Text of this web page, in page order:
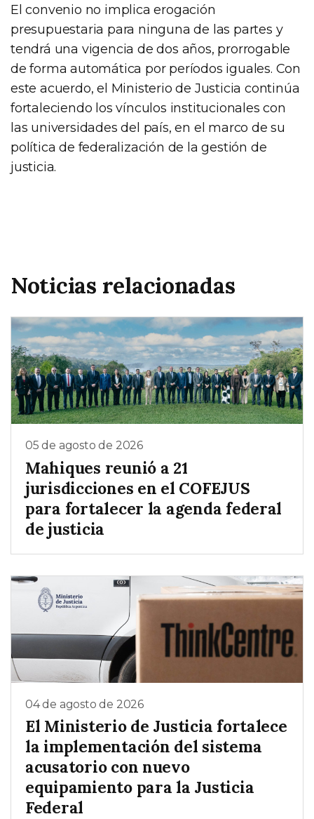
El convenio no implica erogación
presupuestaria para ninguna de las partes y
tendrá una vigencia de dos años, prorrogable
de forma automática por períodos iguales. Con
este acuerdo, el Ministerio de Justicia continúa
fortaleciendo los vínculos institucionales con
las universidades del país, en el marco de su
política de federalización de la gestión de
justicia.
Noticias relacionadas
05 de agosto de 2026
Mahiques reunió a 21
jurisdicciones en el COFEJUS
para fortalecer la agenda federal
de justicia
04 de agosto de 2026
El Ministerio de Justicia fortalece
la implementación del sistema
acusatorio con nuevo
equipamiento para la Justicia
Federal